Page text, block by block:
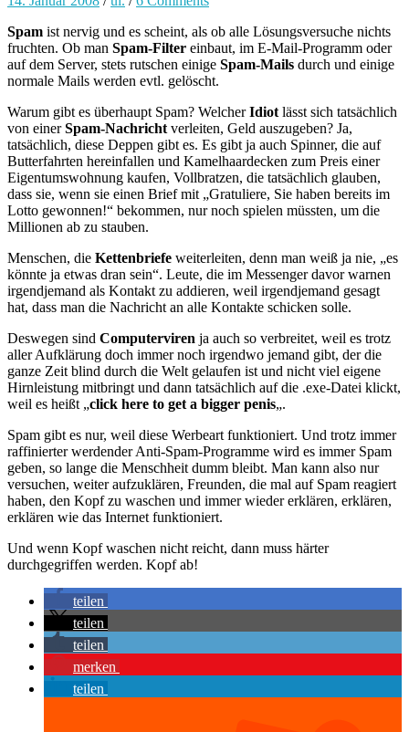
Spam ist nervig und es scheint, als ob alle Lösungsversuche nichts
fruchten. Ob man Spam-Filter einbaut, im E-Mail-Programm oder
auf dem Server, stets rutschen einige Spam-Mails durch und einige
normale Mails werden evtl. gelöscht.
Warum gibt es überhaupt Spam? WelcherIdiot lässt sich tatsächlich
von einerSpam-Nachricht verleiten, Geld auszugeben? Ja,
tatsächlich, diese Deppen gibt es. Es gibt ja auch Spinner, die auf
Butterfahrten hereinfallen und Kamelhaardecken zum Preis einer
Eigentumswohnung kaufen, Vollbratzen, die tatsächlich glauben,
dass sie, wenn sie einen Brief mit „Gratuliere, Sie haben bereits im
Lotto gewonnen!“ bekommen, nur noch spielen müssten, um die
Millionen ab zu stauben.
Menschen, die Kettenbriefe weiterleiten, denn man weiß ja nie, „es
könnte ja etwas dran sein“. Leute, die im Messenger davor warnen
irgendjemand als Kontakt zu addieren, weil irgendjemand gesagt
hat, dass man die Nachricht an alle Kontakte schicken solle.
Deswegen sind Computerviren ja auch so verbreitet, weil es trotz
aller Aufklärung doch immer noch irgendwo jemand gibt, der die
ganze Zeit blind durch die Welt gelaufen ist und nicht viel eigene
Hirnleistung mitbringt und dann tatsächlich auf die .exe-Datei klickt,
weil es heißt „click here to get a bigger penis„.
Spam gibt es nur, weil diese Werbeart funktioniert. Und trotz immer
raffinierter werdender Anti-Spam-Programme wird es immer Spam
geben, so lange die Menschheit dumm bleibt. Man kann also nur
versuchen, weiter aufzuklären, Freunden, die mal auf Spam reagiert
haben, den Kopf zu waschen und immer wieder erklären, erklären,
erklären wie das Internet funktioniert.
Und wenn Kopf waschen nicht reicht, dann muss härter
durchgegriffen werden. Kopf ab!
teilen
teilen
teilen
merken
teilen